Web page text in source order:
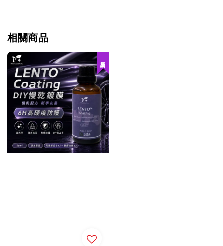
相關商品